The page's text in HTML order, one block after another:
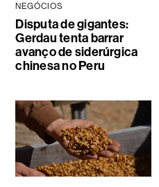
NEGÓCIOS
Disputa de gigantes:
Gerdau tenta barrar
avanço de siderúrgica
chinesa no Peru